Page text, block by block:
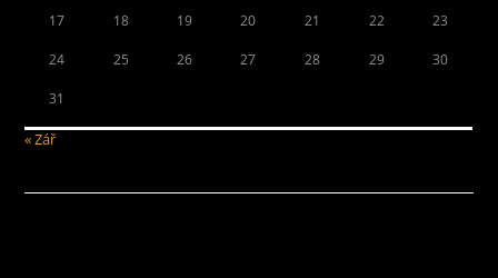
17 18 19 20 21 22 23
24 25 26 27 28 29 30
31
« Zář